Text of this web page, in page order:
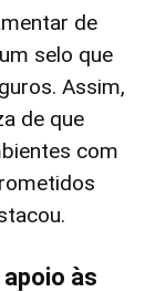
de
selo que
Assim,
de que
com
às